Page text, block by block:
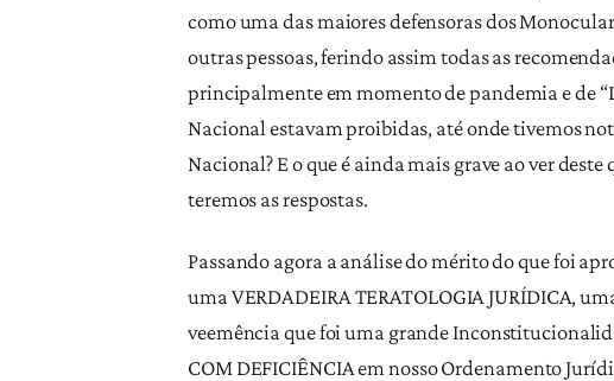
como uma das maiores defensoras dos
outras pessoas, ferindo assim todas as
principalmente em momento de pandemia e de
Nacional estavam proibidas, até onde tivemos
Nacional? E o que é ainda mais grave ao ver
teremos as respostas.
​Passando agora a análise do mérito do que foi
uma VERDADEIRA TERATOLOGIA JURÍDICA,
veemência que foi uma grande
COM DEFICIÊNCIA em nosso Ordenamento